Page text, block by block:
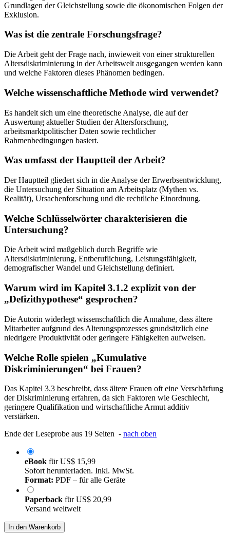
Grundlagen der Gleichstellung sowie die ökonomischen Folgen der
Exklusion.
Was ist die zentrale Forschungsfrage?
Die Arbeit geht der Frage nach, inwieweit von einer strukturellen
Altersdiskriminierung in der Arbeitswelt ausgegangen werden kann
und welche Faktoren dieses Phänomen bedingen.
Welche wissenschaftliche Methode wird verwendet?
Es handelt sich um eine theoretische Analyse, die auf der
Auswertung aktueller Studien der Altersforschung,
arbeitsmarktpolitischer Daten sowie rechtlicher
Rahmenbedingungen basiert.
Was umfasst der Hauptteil der Arbeit?
Der Hauptteil gliedert sich in die Analyse der Erwerbsentwicklung,
die Untersuchung der Situation am Arbeitsplatz (Mythen vs.
Realität), Ursachenforschung und die rechtliche Einordnung.
Welche Schlüsselwörter charakterisieren die
Untersuchung?
Die Arbeit wird maßgeblich durch Begriffe wie
Altersdiskriminierung, Entberuflichung, Leistungsfähigkeit,
demografischer Wandel und Gleichstellung definiert.
Warum wird im Kapitel 3.1.2 explizit von der
„Defizithypothese“ gesprochen?
Die Autorin widerlegt wissenschaftlich die Annahme, dass ältere
Mitarbeiter aufgrund des Alterungsprozesses grundsätzlich eine
niedrigere Produktivität oder geringere Fähigkeiten aufweisen.
Welche Rolle spielen „Kumulative
Diskriminierungen“ bei Frauen?
Das Kapitel 3.3 beschreibt, dass ältere Frauen oft eine Verschärfung
der Diskriminierung erfahren, da sich Faktoren wie Geschlecht,
geringere Qualifikation und wirtschaftliche Armut additiv
verstärken.
Ende der Leseprobe aus 19 Seiten - nach oben
eBook fürUS$ 15,99
Sofort herunterladen. Inkl. MwSt.
Format: PDF – für alle Geräte
Paperback fürUS$ 20,99
Versand weltweit
In den Warenkorb